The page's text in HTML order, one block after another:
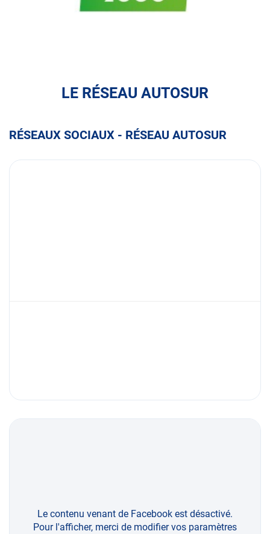
LE RÉSEAU AUTOSUR
RÉSEAUX SOCIAUX - RÉSEAU AUTOSUR
Le contenu venant de Facebook est désactivé.
Pour l'afficher, merci de modifier vos paramètres